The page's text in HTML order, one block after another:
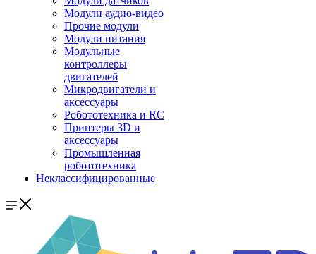
Модули аудио-видео
Прочие модули
Модули питания
Модульные
контроллеры
двигателей
Микродвигатели и
аксессуары
Робототехника и RC
Принтеры 3D и
аксессуары
Промышленная
робототехника
Неклассифицированные